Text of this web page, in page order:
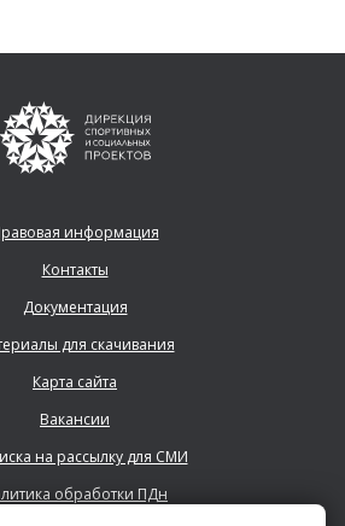
информация
Контакты
Документация
для скачивания
Карта сайта
Вакансии
на рассылку для СМИ
обработки ПДн